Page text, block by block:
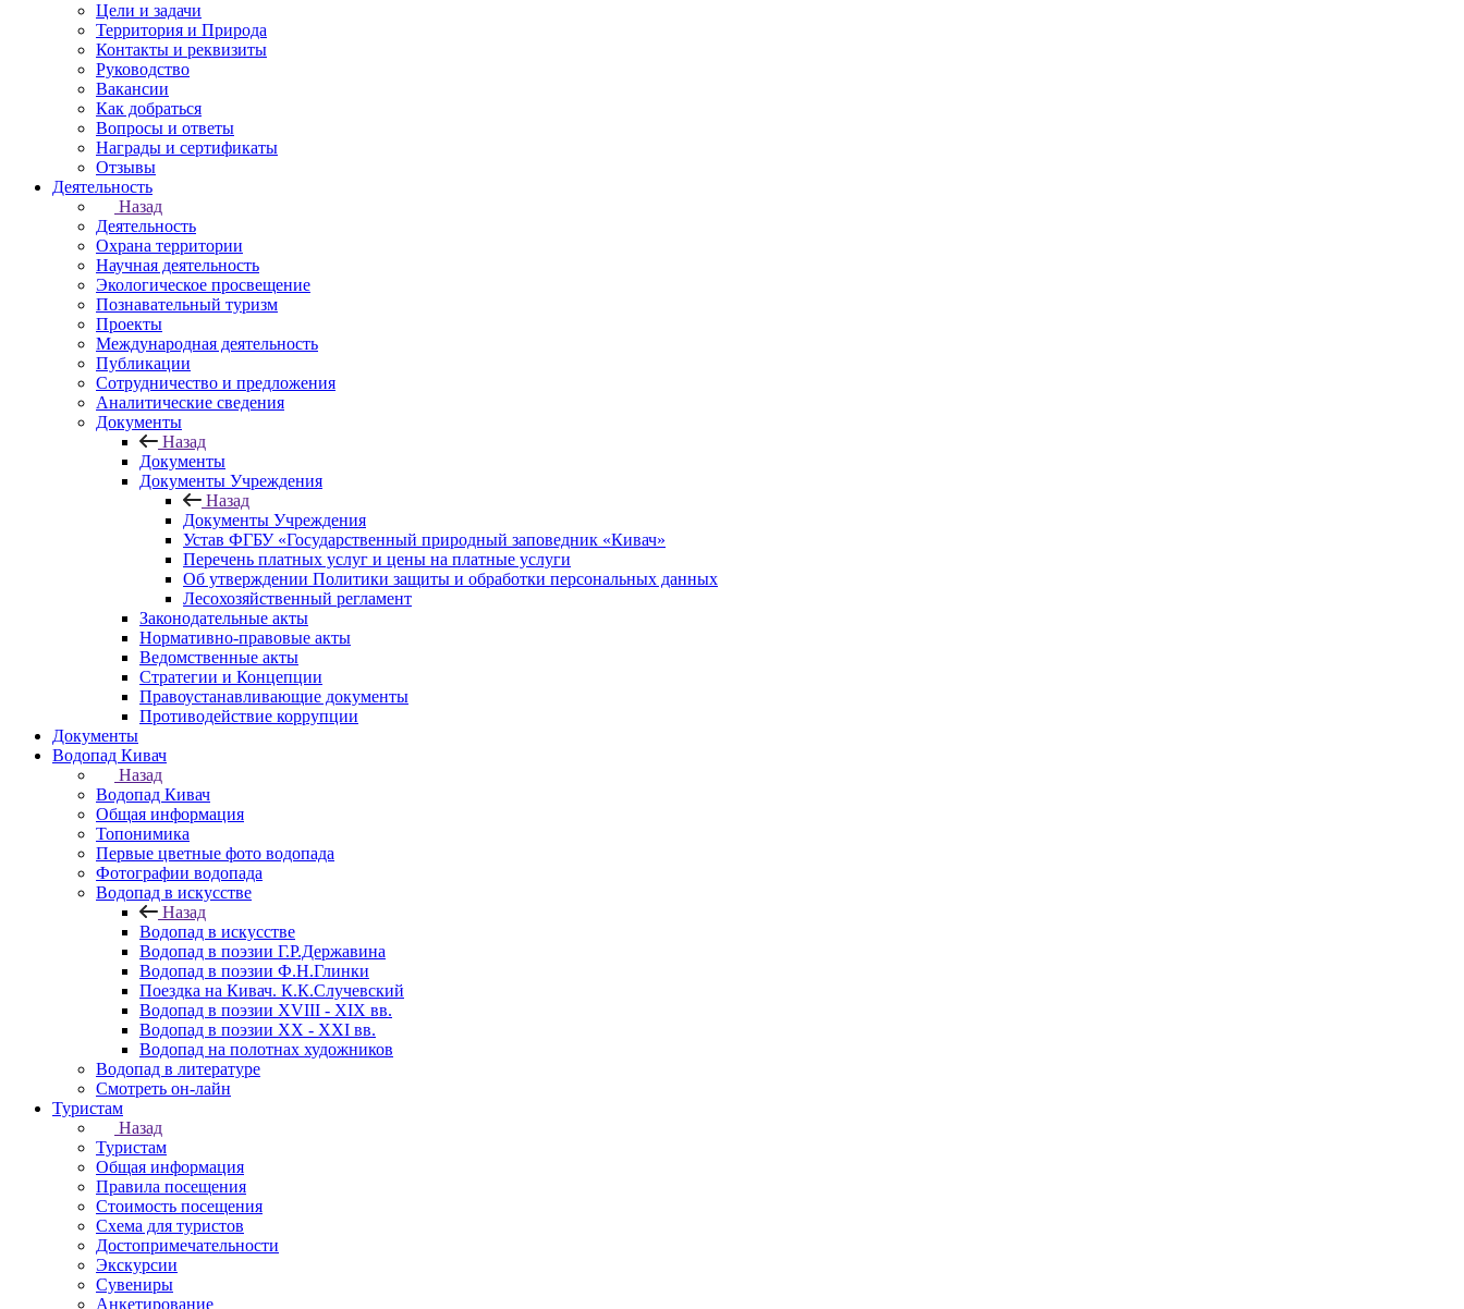
Цели и задачи
Территория и Природа
Контакты и реквизиты
Руководство
Вакансии
Как добраться
Вопросы и ответы
Награды и сертификаты
Отзывы
Деятельность
Назад
Деятельность
Охрана территории
Научная деятельность
Экологическое просвещение
Познавательный туризм
Проекты
Международная деятельность
Публикации
Сотрудничество и предложения
Аналитические сведения
Документы
Назад
Документы
Документы Учреждения
Назад
Документы Учреждения
Устав ФГБУ «Государственный природный заповедник «Кивач»
Перечень платных услуг и цены на платные услуги
Об утверждении Политики защиты и обработки персональных данных
Лесохозяйственный регламент
Законодательные акты
Нормативно-правовые акты
Ведомственные акты
Стратегии и Концепции
Правоустанавливающие документы
Противодействие коррупции
Документы
Водопад Кивач
Назад
Водопад Кивач
Общая информация
Топонимика
Первые цветные фото водопада
Фотографии водопада
Водопад в искусстве
Назад
Водопад в искусстве
Водопад в поэзии Г.Р.Державина
Водопад в поэзии Ф.Н.Глинки
Поездка на Кивач. К.К.Случевский
Водопад в поэзии XVIII - XIX вв.
Водопад в поэзии XX - XXI вв.
Водопад на полотнах художников
Водопад в литературе
Смотреть он-лайн
Туристам
Назад
Туристам
Общая информация
Правила посещения
Стоимость посещения
Схема для туристов
Достопримечательности
Экскурсии
Сувениры
Анкетирование